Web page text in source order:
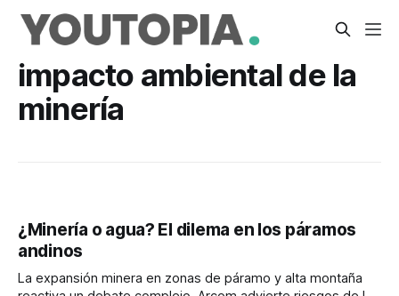
impacto ambiental de la
minería
¿Minería o agua? El dilema en los páramos
andinos
La expansión minera en zonas de páramo y alta montaña